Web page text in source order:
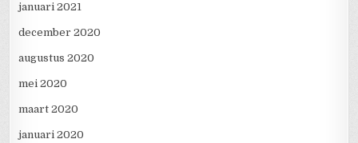
januari 2021
december 2020
augustus 2020
mei 2020
maart 2020
januari 2020